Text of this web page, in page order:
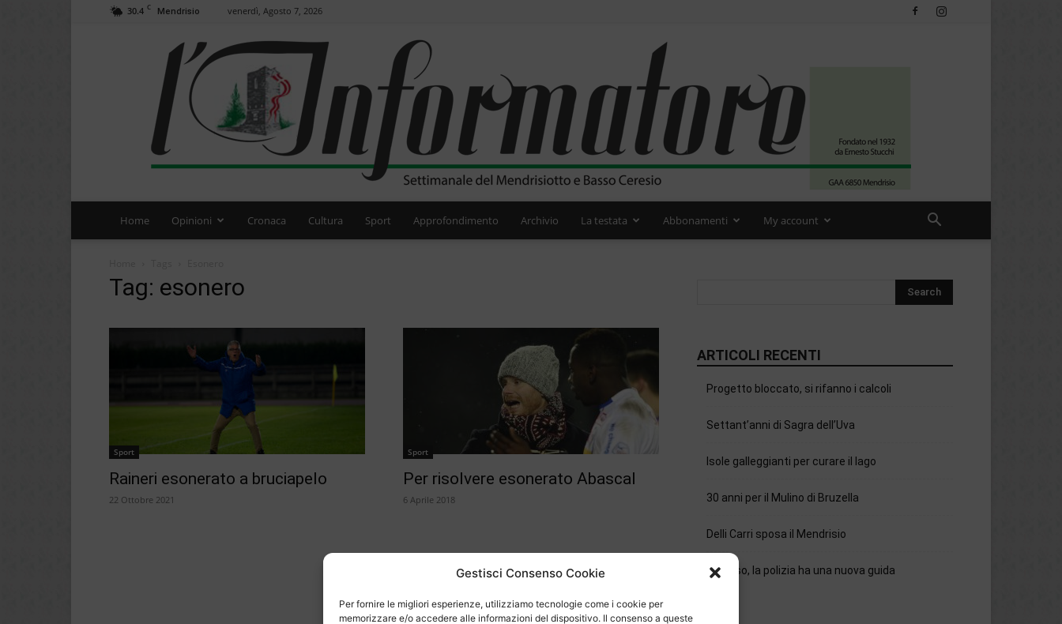
Gestisci Consenso Cookie
Per fornire le migliori esperienze, utilizziamo tecnologie come i cookie per
memorizzare e/o accedere alle informazioni del dispositivo. Il consenso a queste
30.4 C Mendrisio venerdì, Agosto 7, 2026
Home Opinioni Cronaca Cultura Sport Approfondimento Archivio La testata Abbonamenti My account
Tag: esonero
Sport
Raineri esonerato a bruciapelo
22 Ottobre 2021
Sport
Per risolvere esonerato Abascal
6 Aprile 2018
ARTICOLI RECENTI
Progetto bloccato, si rifanno i calcoli
Settant’anni di Sagra dell’Uva
Isole galleggianti per curare il lago
30 anni per il Mulino di Bruzella
Delli Carri sposa il Mendrisio
Chiasso, la polizia ha una nuova guida